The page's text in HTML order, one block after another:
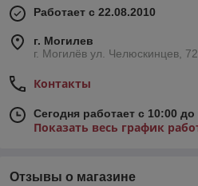
Работает с 22.08.2010
г. Могилев
г. Могилёв ул. Челюскинцев,
Контакты
Сегодня работает с 10:00 до
Показать весь график
Отзывы о магазине